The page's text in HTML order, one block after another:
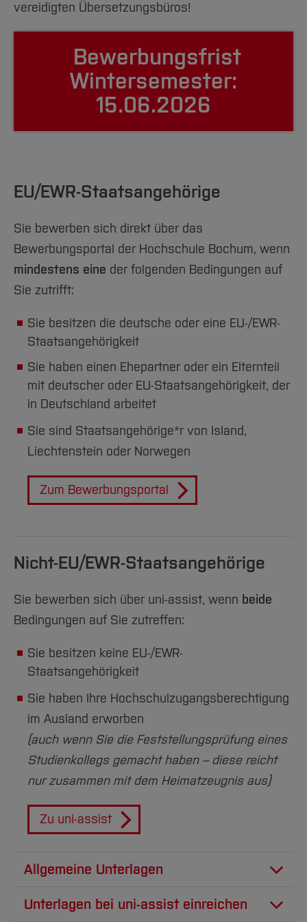
Forschung und Projekte
International
Service
Studiengänge
Studieninteressierte
Aktuelles
Studium
Fachgruppen
Forschung und Entwicklung
International
Amtliche Bekanntmachungen
Notfall-Infos
BO Shop
Familiengerechte Hochschule
Gleichstellung
Diskriminierungsfreie Hochschule
Vertretungen
Hochschulbibliothek
Hochschulkommunikation
International Office
Medienzentrum
qed-Stiftung
Zentrale Studienberatung
vereidigten Übersetzungsbüros!
Bewerbungsfrist
Wintersemester:
15.06.2026
EU/EWR-Staatsangehörige
Sie bewerben sich direkt über das
Bewerbungsportal der Hochschule Bochum, wenn
mindestens eine der folgenden Bedingungen auf
Sie zutrifft:
Sie besitzen die deutsche oder eine EU-/EWR-
Staatsangehörigkeit
Sie haben einen Ehepartner oder ein Elternteil
mit deutscher oder EU-Staatsangehörigkeit, der
in Deutschland arbeitet
Sie sind Staatsangehörige*r von Island,
Liechtenstein oder Norwegen
Zum Bewerbungsportal
Nicht-EU/EWR-Staatsangehörige
Sie bewerben sich über uni-assist, wenn beide
Bedingungen auf Sie zutreffen:
Sie besitzen keine EU-/EWR-
Staatsangehörigkeit
Sie haben Ihre Hochschulzugangsberechtigung
im Ausland erworben
(auch wenn Sie die Feststellungsprüfung eines
Studienkollegs gemacht haben – diese reicht
nur zusammen mit dem Heimatzeugnis aus)
Zu uni-assist
Allgemeine Unterlagen
Lebenslauf
Unterlagen bei uni-assist einreichen